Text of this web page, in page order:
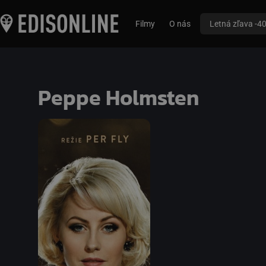
Filmy O nás Letná zľava -
Peppe Holmsten